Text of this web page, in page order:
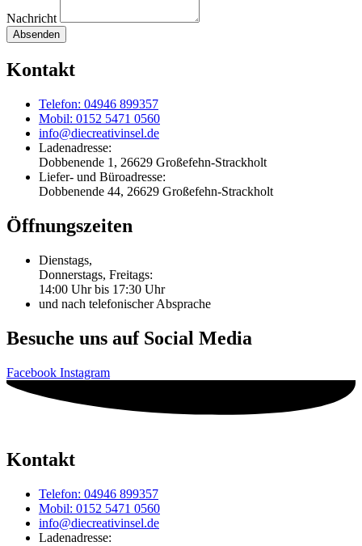
Nachricht
Absenden
Kontakt
Telefon: 04946 899357
Mobil: 0152 5471 0560
info@diecreativinsel.de
Ladenadresse:
Dobbenende 1, 26629 Großefehn-Strackholt
Liefer- und Büroadresse:
Dobbenende 44, 26629 Großefehn-Strackholt
Öffnungszeiten
Dienstags,
Donnerstags, Freitags:
14:00 Uhr bis 17:30 Uhr
und nach telefonischer Absprache
Besuche uns auf Social Media
Facebook Instagram
Kontakt
Telefon: 04946 899357
Mobil: 0152 5471 0560
info@diecreativinsel.de
Ladenadresse: